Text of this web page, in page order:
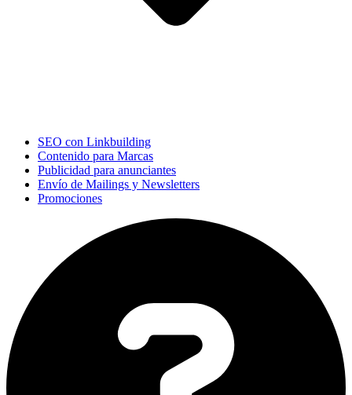
SEO con Linkbuilding
Contenido para Marcas
Publicidad para anunciantes
Envío de Mailings y Newsletters
Promociones